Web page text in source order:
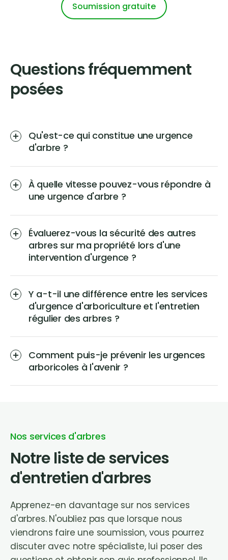
Soumission gratuite
Questionsfréquemment
posées
Qu'est-ce qui constitue une urgence
d'arbre ?
À quelle vitesse pouvez-vous répondre à
une urgence d'arbre ?
Évaluerez-vous la sécurité des autres
arbres sur ma propriété lors d'une
intervention d'urgence ?
Y a-t-il une différence entre les services
d'urgence d'arboriculture et l'entretien
régulier des arbres ?
Comment puis-je prévenir les urgences
arboricoles à l'avenir ?
Nos services d'arbres
Notre liste de services
d'entretien d'arbres
Apprenez-en davantage sur nos services
d'arbres. N'oubliez pas que lorsque nous
viendrons faire une soumission, vous pourrez
discuter avec notre spécialiste, lui poser des